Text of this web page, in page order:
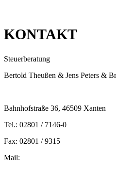
KONTAKT
Steuerberatung
Bertold Theußen & Jens Peters &
Bahnhofstraße 36, 46509 Xanten
Tel.: 02801 / 7146-0
Fax: 02801 / 9315
Mail: